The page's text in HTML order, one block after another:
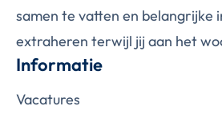
samen te vatten en belangrijke
extraheren terwijl jij aan het
Informatie
Vacatures